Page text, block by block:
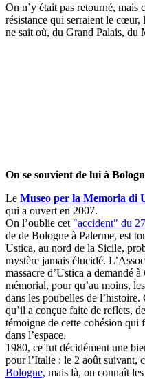
On n’y était pas retourné, mais
résistance qui serraient le cœur,
ne sait où, du Grand Palais, du
On se souvient de lui à
Le Museo per la Memoria di
qui a ouvert en 2007.
On l’oublie cet "accident" du
de de Bologne à Palerme, est
Ustica, au nord de la Sicile,
mystère jamais élucidé.
massacre d’Ustica a demandé à
mémorial, pour qu’au moins,
dans les poubelles de
qu’il a conçue faite de reflets,
témoigne de cette cohésion qui
dans l’espace.
1980, ce fut décidément une
pour l’Italie : le 2 août suivant,
Bologne, mais là, on connaît